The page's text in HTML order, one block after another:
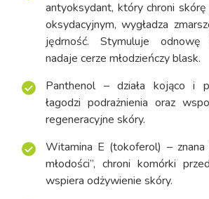
antyoksydant, który chroni
oksydacyjnym, wygładza
jędrność. Stymuluje
nadaje cerze młodzieńczy blask.
Panthenol – działa kojąco i
łagodzi podrażnienia oraz
regeneracyjne skóry.
Witamina E (tokoferol) – znana
młodości”, chroni komórki
wspiera odżywienie skóry.